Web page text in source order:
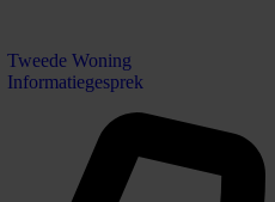
Tweede Woning
Informatiegesprek